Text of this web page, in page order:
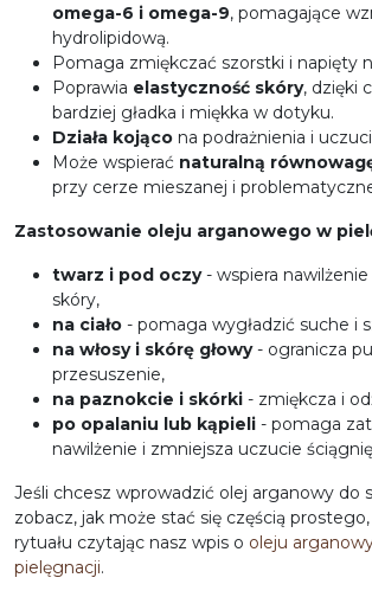
omega-6 i omega-9, pomagające
hydrolipidową.
Pomaga zmiękczać szorstki i napięty
Poprawia elastyczność skóry, dzięki
bardziej gładka i miękka w dotyku.
Działa kojąco na podrażnienia i
Może wspierać naturalną
przy cerze mieszanej i
Zastosowanie oleju arganowego w
twarz i pod oczy - wspiera
skóry,
na ciało - pomaga wygładzić suche i
na włosy i skórę głowy- ogranicza
przesuszenie,
na paznokcie i skórki - zmiękcza i
po opalaniu lub kąpieli - pomaga
nawilżenie i zmniejsza uczucie
Jeśli chcesz wprowadzić olej arganowy do
zobacz, jak może stać się częścią
rytuału czytając nasz wpis o oleju
pielęgnacji.